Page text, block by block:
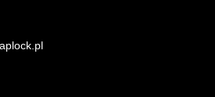
l